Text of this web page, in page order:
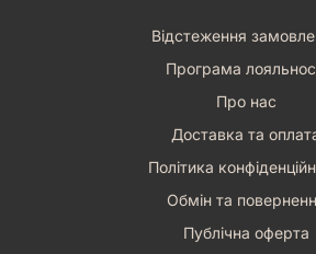
Відстеження
Програма
Про нас
Доставка та
Політика
Обмін та
Публічна оферта